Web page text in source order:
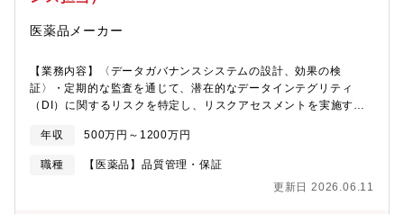
医薬品メーカー
【業務内容】〈データガバナンスシステムの設計、効果の検
証〉・定期的な監査を通じて、潜在的なデータインテグリティ
（DI）に関するリスクを特定し、リスクアセスメントを実施す
れを実行、その効果の検証を行う。〈IT部門の品質保証〉・IT部門
の業務プロセスに関するマニュアルをの作成、改訂時の品質レビ
ューを行う。・定期的な監査を通じてマニュアルの内容が実際の
業務に適合しているかを検証する。・システムベンダーの提供す
年収 500万円～1200万円
職種
【医薬品】品質管理・保証
更新日 2026.06.11